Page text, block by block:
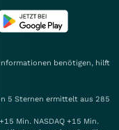
benötigen, hilft
5 Sternen ermittelt aus 285
Min. NASDAQ +15 Min.